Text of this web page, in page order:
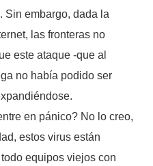
Sin embargo, dada la
las fronteras no
este ataque -que al
no había podido ser
en pánico? No lo creo,
estos virus están
equipos viejos con